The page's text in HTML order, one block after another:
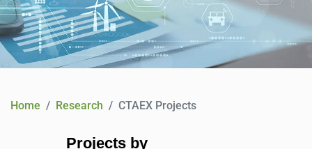
NEWS
CONTACT
Home Research CTAEX Projects
Projects by